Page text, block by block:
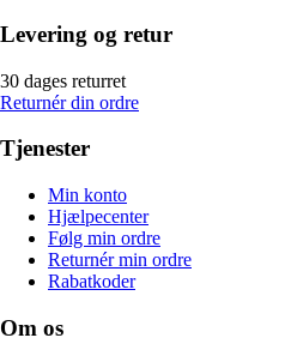
Levering og retur
30 dages returret
Returnér din ordre
Tjenester
Min konto
Hjælpecenter
Følg min ordre
Returnér min ordre
Rabatkoder
Om os